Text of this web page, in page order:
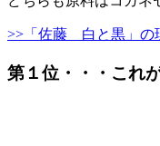
>>「佐藤 白と黒」の
第１位・・・これ